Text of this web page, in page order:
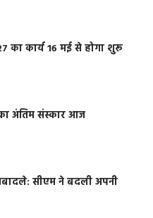
का कार्य 16 मई से होगा शुरू
अंतिम संस्कार आज
सीएम ने बदली अपनी